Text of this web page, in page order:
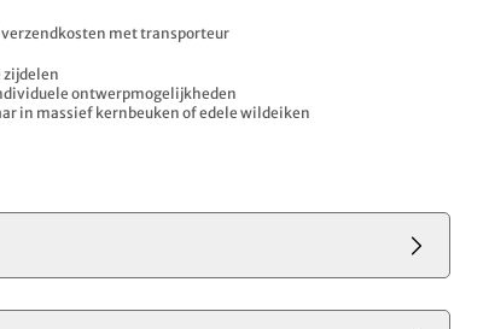
met transporteur
zijdelen
ontwerpmogelijkheden
in massief kernbeuken of edele wildeiken